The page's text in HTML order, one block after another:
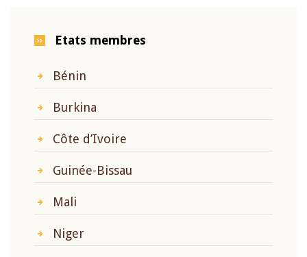
Etats membres
Bénin
Burkina
Côte d’Ivoire
Guinée-Bissau
Mali
Niger